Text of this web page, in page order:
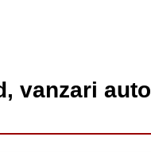
vanzari auto